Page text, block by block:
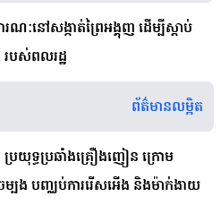
រណៈនៅសង្កាត់ព្រៃអង្គុញ ដើម្បីស្ដាប់
បស់ពលរដ្ឋ
ព័ត៌មានលម្អិត
តិ ប្រយុទ្ធប្រឆាំងគ្រឿងញៀន​ ក្រោម
ម្បង​ បញ្ឈប់ការរេីសអេីង​ និងម៉ាក់ងាយ